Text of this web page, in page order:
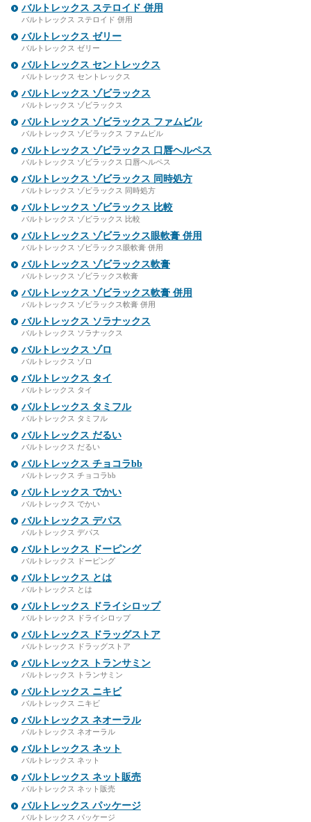
バルトレックス ステロイド 併用
バルトレックス ステロイド 併用
バルトレックス ゼリー
バルトレックス ゼリー
バルトレックス セントレックス
バルトレックス セントレックス
バルトレックス ゾビラックス
バルトレックス ゾビラックス
バルトレックス ゾビラックス ファムビル
バルトレックス ゾビラックス ファムビル
バルトレックス ゾビラックス 口唇ヘルペス
バルトレックス ゾビラックス 口唇ヘルペス
バルトレックス ゾビラックス 同時処方
バルトレックス ゾビラックス 同時処方
バルトレックス ゾビラックス 比較
バルトレックス ゾビラックス 比較
バルトレックス ゾビラックス眼軟膏 併用
バルトレックス ゾビラックス眼軟膏 併用
バルトレックス ゾビラックス軟膏
バルトレックス ゾビラックス軟膏
バルトレックス ゾビラックス軟膏 併用
バルトレックス ゾビラックス軟膏 併用
バルトレックス ソラナックス
バルトレックス ソラナックス
バルトレックス ゾロ
バルトレックス ゾロ
バルトレックス タイ
バルトレックス タイ
バルトレックス タミフル
バルトレックス タミフル
バルトレックス だるい
バルトレックス だるい
バルトレックス チョコラbb
バルトレックス チョコラbb
バルトレックス でかい
バルトレックス でかい
バルトレックス デパス
バルトレックス デパス
バルトレックス ドーピング
バルトレックス ドーピング
バルトレックス とは
バルトレックス とは
バルトレックス ドライシロップ
バルトレックス ドライシロップ
バルトレックス ドラッグストア
バルトレックス ドラッグストア
バルトレックス トランサミン
バルトレックス トランサミン
バルトレックス ニキビ
バルトレックス ニキビ
バルトレックス ネオーラル
バルトレックス ネオーラル
バルトレックス ネット
バルトレックス ネット
バルトレックス ネット販売
バルトレックス ネット販売
バルトレックス パッケージ
バルトレックス パッケージ